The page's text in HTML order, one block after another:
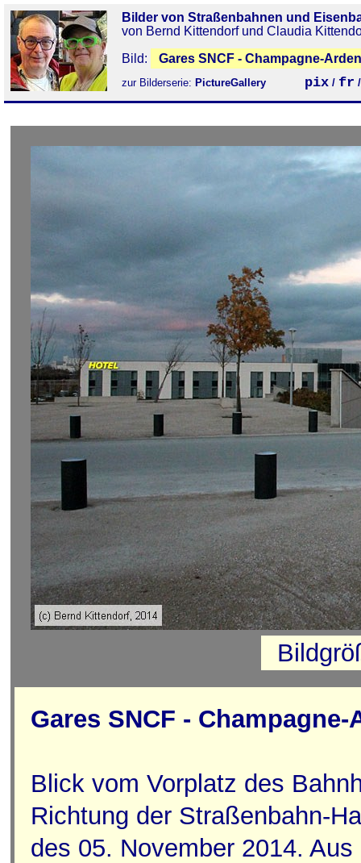
Bilder von Straßenbahnen und
von Bernd Kittendorf und Claudia
Bild:
Gares SNCF - Champagne-
zur Bilderserie: PictureGallery pix / fr
Gares SNCF - Champagne-
Blick vom Vorplatz des
Richtung der Straßenbahn-
des 05. November 2014.